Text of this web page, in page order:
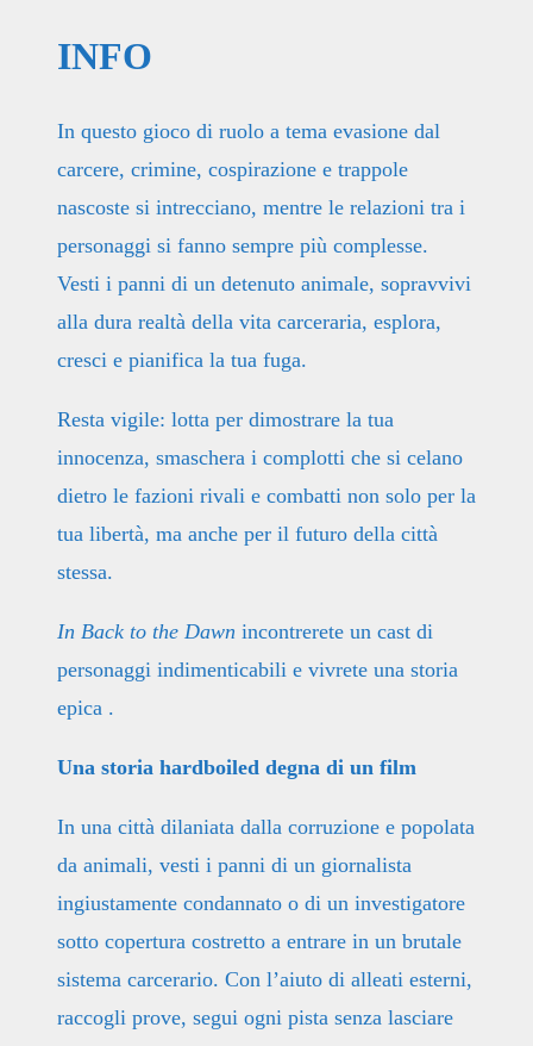
INFO
In questo gioco di ruolo a tema evasione dal
carcere, crimine, cospirazione e trappole
nascoste si intrecciano, mentre le relazioni tra i
personaggi si fanno sempre più complesse.
Vesti i panni di un detenuto animale, sopravvivi
alla dura realtà della vita carceraria, esplora,
cresci e pianifica la tua fuga.
Resta vigile: lotta per dimostrare la tua
innocenza, smaschera i complotti che si celano
dietro le fazioni rivali e combatti non solo per la
tua libertà, ma anche per il futuro della città
stessa.
In Back to the Dawn incontrerete un cast di
personaggi indimenticabili e vivrete una storia
epica .
Una storia hardboiled degna di un film
In una città dilaniata dalla corruzione e popolata
da animali, vesti i panni di un giornalista
ingiustamente condannato o di un investigatore
sotto copertura costretto a entrare in un brutale
sistema carcerario. Con l’aiuto di alleati esterni,
raccogli prove, segui ogni pista senza lasciare